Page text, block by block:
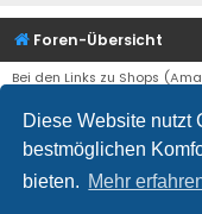
Diese Website nutzt
bestmöglichen
bieten. Mehr
Foren-Übersicht
Bei den Links zu Shops
Stern (*) markiert sind,
den Kauf eines
Umsatzbeteiligung
Einnahmen helfen